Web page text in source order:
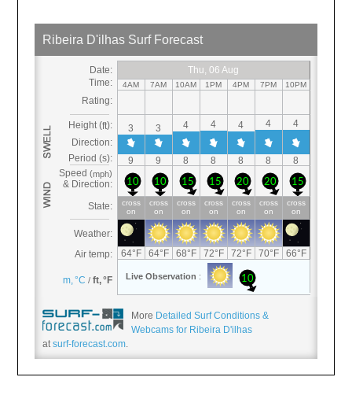
More Detailed Surf Conditions &
Webcams for Ribeira D'ilhas
atsurf-forecast.com.